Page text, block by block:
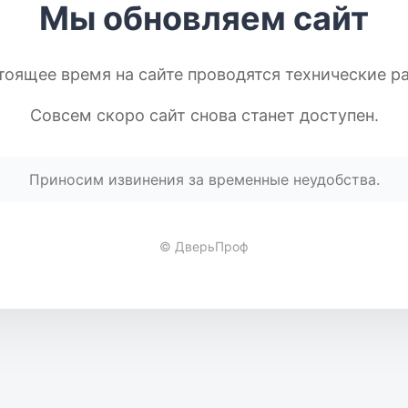
Мы обновляем сайт
время на сайте проводятся технические
Совсем скоро сайт снова станет доступен.
Приносим извинения за временные неудобства.
© ДверьПроф